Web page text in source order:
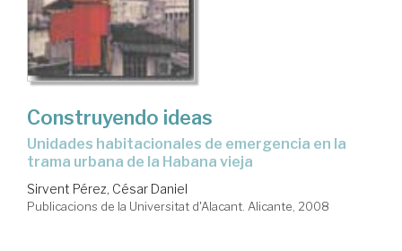
Construyendo ideas
unidades habitacionales de emergencia en la
trama urbana de la Habana vieja
Sirvent Pérez, César Daniel
Publicacions de la Universitat d'Alacant. Alicante, 2008